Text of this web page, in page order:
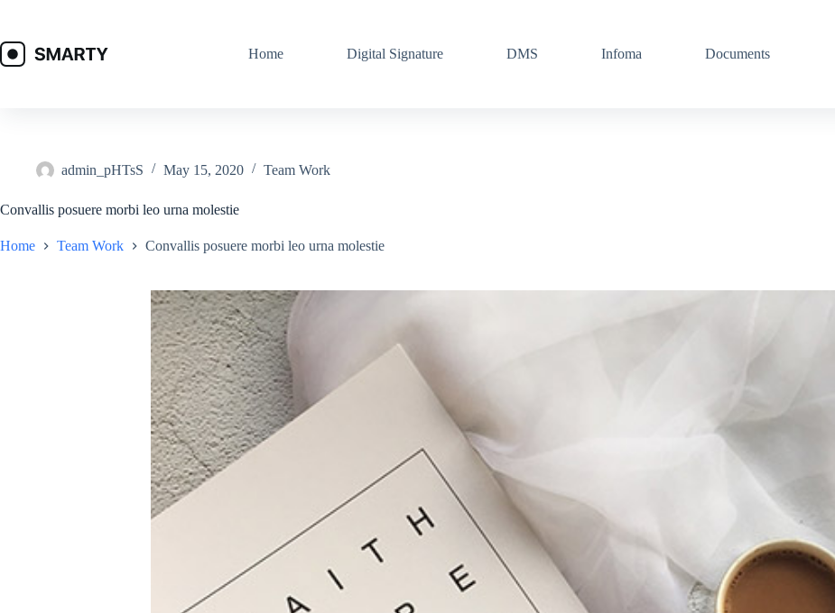
content
Home
Digital Signature DMS Infoma Documents
admin_pHTsS May 15, 2020 Team Work
Convallis posuere morbi leo urna molestie
Home Team Work Convallis posuere morbi leo urna molestie